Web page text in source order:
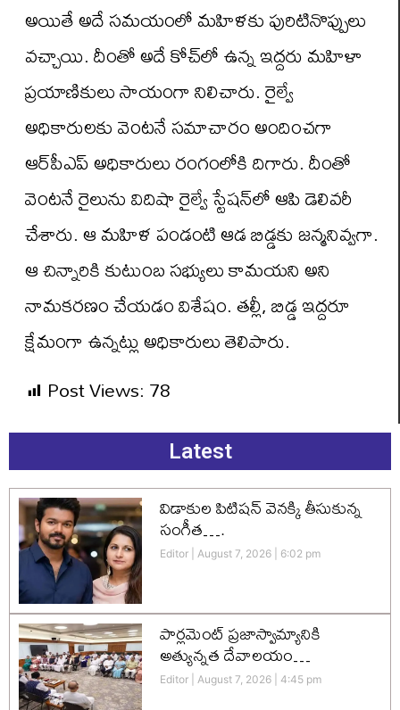
అయితే అదే సమయంలో మహిళకు పురిటినొప్పులు
వచ్చాయి. దీంతో అదే కోచ్‌లో ఉన్న ఇద్దరు మహిళా
ప్రయాణికులు సాయంగా నిలిచారు. రైల్వే
అధికారులకు వెంటనే సమాచారం అందించగా
ఆర్‌పీఎప్‌ అధికారులు రంగంలోకి దిగారు. దీంతో
వెంటనే రైలును విదిషా రైల్వే స్టేషన్‌లో ఆపి డెలివరీ
చేశారు. ఆ మహిళ పండంటి ఆడ బిడ్డకు జన్మనివ్వగా.
ఆ చిన్నారికి కుటుంబ సభ్యులు కామయని అని
నామకరణం చేయడం విశేషం. తల్లీ, బిడ్డ ఇద్దరూ
క్షేమంగా ఉన్నట్లు అధికారులు తెలిపారు.
Post Views:78
Latest
విడాకుల పిటిషన్ వెనక్కి తీసుకున్న
సంగీత….
Editor August 7, 2026 6:02 pm
పార్లమెంట్ ప్రజాస్వామ్యానికి
అత్యున్నత దేవాలయం…
Editor August 7, 2026 4:45 pm